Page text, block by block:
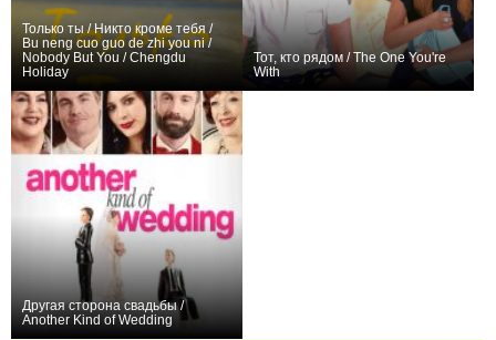
Только ты / Никто кроме тебя /
Bu neng cuo guo de zhi you ni /
Nobody But You / Chengdu
Holiday
Тот, кто рядом / The One You're
With
Другая сторона свадьбы /
Another Kind of Wedding